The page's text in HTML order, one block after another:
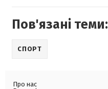
Пов'язані теми:
СПОРТ
Про нас